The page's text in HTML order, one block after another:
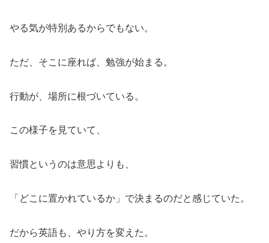
やる気が特別あるからでもない。
ただ、そこに座れば、勉強が始まる。
行動が、場所に根づいている。
この様子を見ていて、
習慣というのは意思よりも、
「どこに置かれているか」で決まるのだと感じていた。
だから英語も、やり方を変えた。